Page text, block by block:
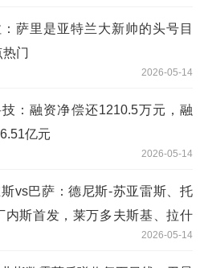
萨里是亚特兰大新帅的头号目
门
2026-05-14
：融资净偿还1210.5万元，融
亿元
2026-05-14
vs巴萨：德尼斯-苏亚雷斯、托
内斯首发，莱万多夫斯基、拉什
2026-05-14